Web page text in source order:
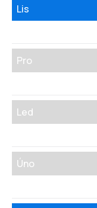
Lis
Pro
Led
Úno